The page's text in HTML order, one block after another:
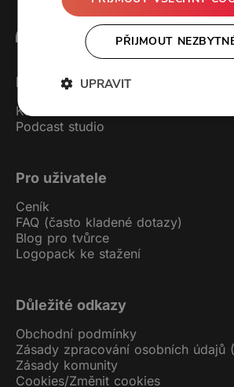
Forendors
Kontakt
Podcast studio
Pro uživatele
Ceník
FAQ (často kladené dotazy)
Blog pro tvůrce
Logopack ke stažení
Důležité odkazy
Obchodní podmínky
Zásady zpracování osobních údajů
Zásady komunity
Cookies/Změnit cookies
PŘIJMOUT
UPRAVIT